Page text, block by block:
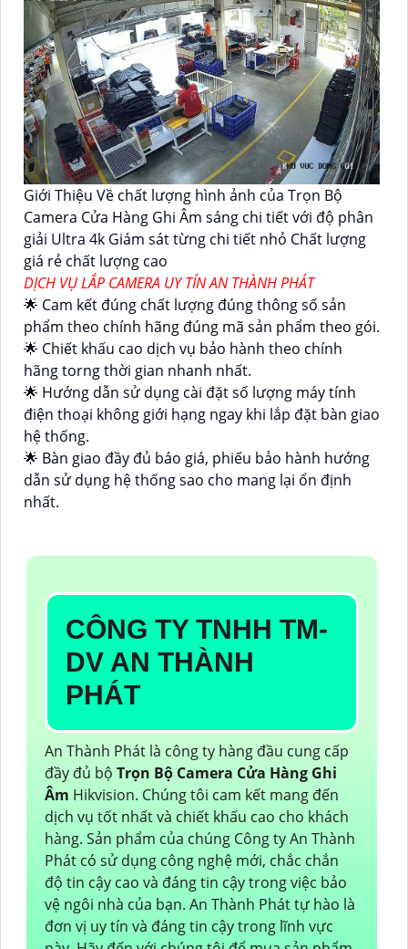
Giới Thiệu Về chất lượng hình ảnh của Trọn Bộ
Camera Cửa Hàng Ghi Âm sáng chi tiết với độ phân
giải Ultra 4k Giám sát từng chi tiết nhỏ Chất lượng
giá rẻ chất lượng cao
DỊCH VỤ LẮP CAMERA UY TÍN AN THÀNH PHÁT
🌟 Cam kết đúng chất lượng đúng thông số sản
phẩm theo chính hãng đúng mã sản phẩm theo gói.
🌟 Chiết khấu cao dịch vụ bảo hành theo chính
hãng torng thời gian nhanh nhất.
🌟 Hướng dẫn sử dụng cài đặt số lượng máy tính
điện thoại không giới hạng ngay khi lắp đặt bàn giao
hệ thống.
🌟 Bàn giao đầy đủ báo giá, phiếu bảo hành hướng
dẫn sử dụng hệ thống sao cho mang lại ổn định
nhất.
CÔNG TY TNHH TM-
DV AN THÀNH
PHÁT
An Thành Phát là công ty hàng đầu cung cấp
đầy đủ bộ Trọn Bộ Camera Cửa Hàng Ghi
Âm Hikvision. Chúng tôi cam kết mang đến
dịch vụ tốt nhất và chiết khấu cao cho khách
hàng. Sản phẩm của chúng Công ty An Thành
Phát có sử dụng công nghệ mới, chắc chắn
độ tin cậy cao và đáng tin cậy trong việc bảo
vệ ngôi nhà của bạn. An Thành Phát tự hào là
đơn vị uy tín và đáng tin cậy trong lĩnh vực